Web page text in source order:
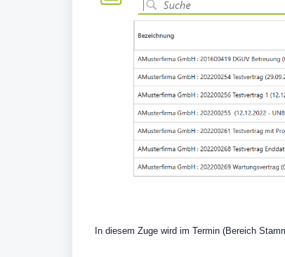
In diesem Zuge wird im Termin (Bereich